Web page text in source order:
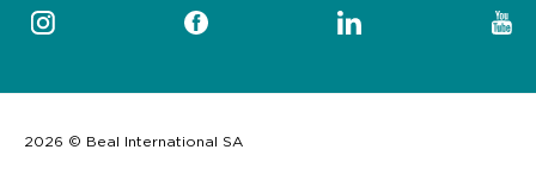
2026 © Beal International SA